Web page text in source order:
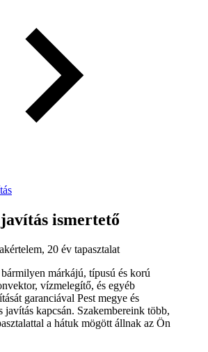
ismertető
20 év tapasztalat
márkájú, típusú és korú
vízmelegítő, és egyéb
garanciával Pest megye és
javítás kapcsán. Szakembereink több,
a hátuk mögött állnak az Ön